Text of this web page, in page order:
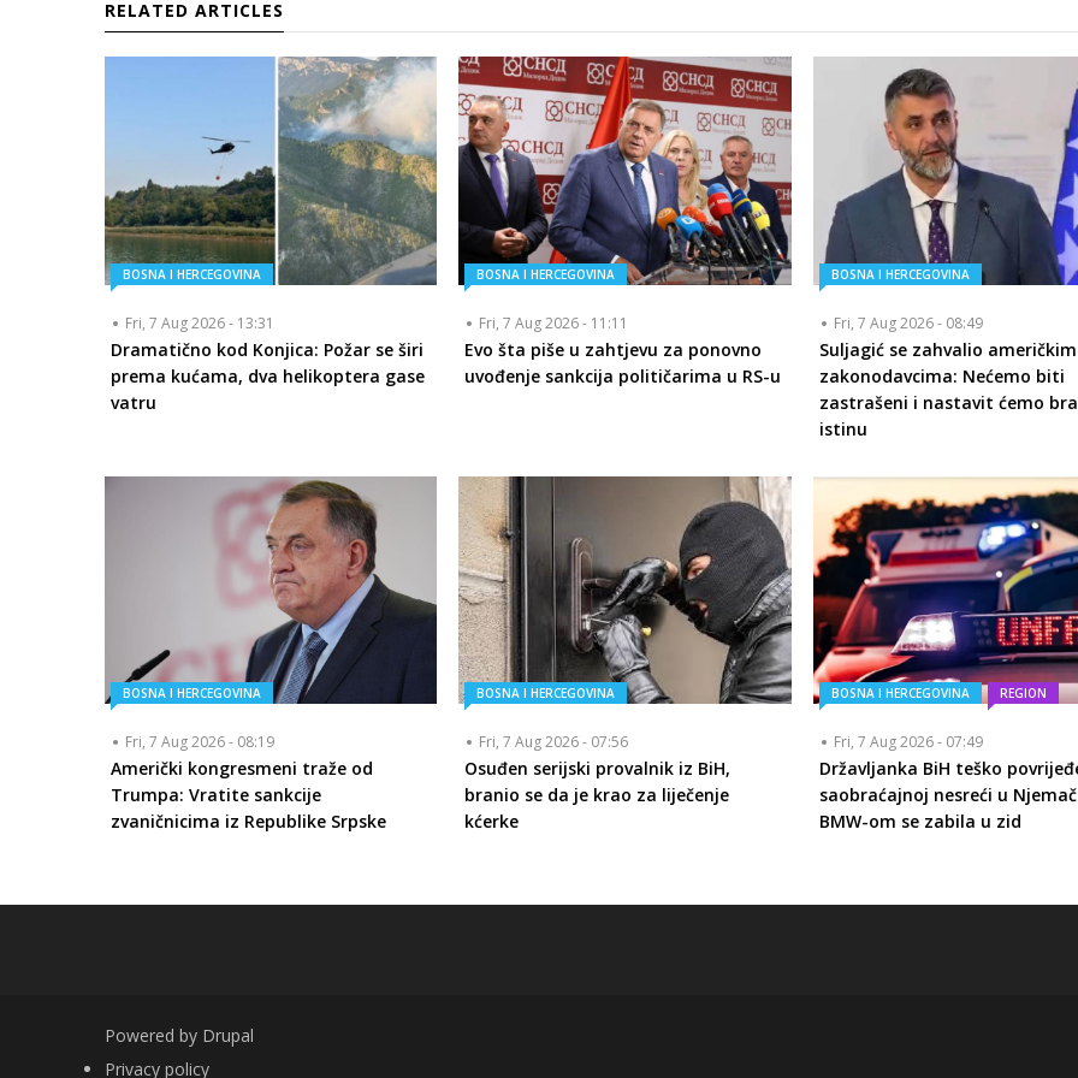
RELATED ARTICLES
BOSNA I HERCEGOVINA
Fri, 7 Aug 2026 - 13:31
Dramatično kod Konjica: Požar se širi
prema kućama, dva helikoptera gase
vatru
BOSNA I HERCEGOVINA
Fri, 7 Aug 2026 - 11:11
Evo šta piše u zahtjevu za ponovno
uvođenje sankcija političarima u RS-u
BOSNA I HERCEGOVINA
Fri, 7 Aug 2026 - 08:49
Suljagić se zahvalio američkim
zakonodavcima: Nećemo biti
zastrašeni i nastavit ćemo
istinu
BOSNA I HERCEGOVINA
Fri, 7 Aug 2026 - 08:19
Američki kongresmeni traže od
Trumpa: Vratite sankcije
zvaničnicima iz Republike Srpske
BOSNA I HERCEGOVINA
Fri, 7 Aug 2026 - 07:56
Osuđen serijski provalnik iz BiH,
branio se da je krao za liječenje
kćerke
BOSNA I HERCEGOVINA REGION
Fri, 7 Aug 2026 - 07:49
Državljanka BiH teško
saobraćajnoj nesreći u
BMW-om se zabila u zid
Powered by Drupal
FOOTER
Privacy policy